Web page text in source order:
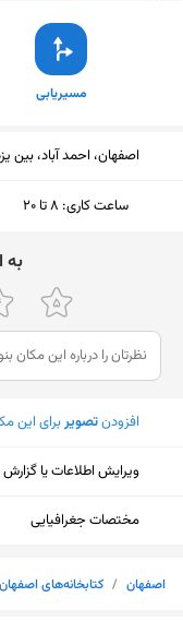
مسیریابی
اصفهان، احمد آباد، بین
ساعت کاری: ۸ تا ۲۰
دوشنبه
سه‌شنبه
چهارشنبه
پنجشنبه
جمعه
ﺑﻪ
افزودنتصویربرای این
ویرایش اطلاعات یا
مختصات جغرافیایی
اصفهان / کتابخانه‌های اصفهان